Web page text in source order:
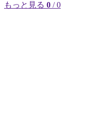
もっと見る 0 / 0